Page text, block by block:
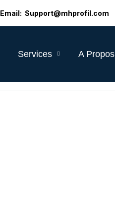
Email: Support@mhprofil.com
Services A Propos